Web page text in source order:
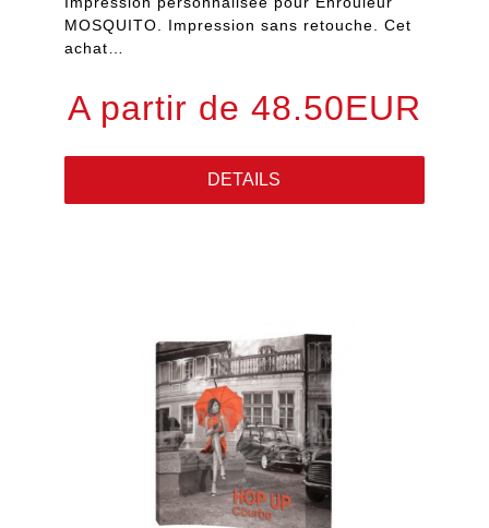
MOSQUITO. Impression sans retouche. Cet
achat…
A partir de 48.50EUR
DETAILS